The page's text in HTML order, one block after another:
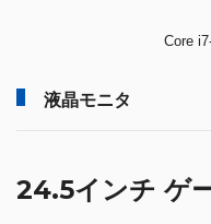
Core
液晶モニタ
24.5インチ ゲ